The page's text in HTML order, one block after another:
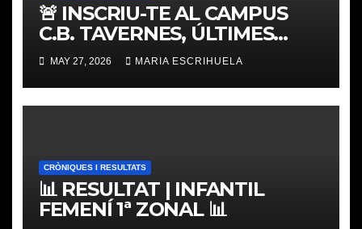
🚨 INSCRIU-TE AL CAMPUS
C.B. TAVERNES, ÚLTIMES
PLACES
MAY 27, 2026 MARIA ESCRIHUELA
CRÒNIQUES I RESULTATS
📊 RESULTAT | INFANTIL
FEMENÍ 1ª ZONAL 📊